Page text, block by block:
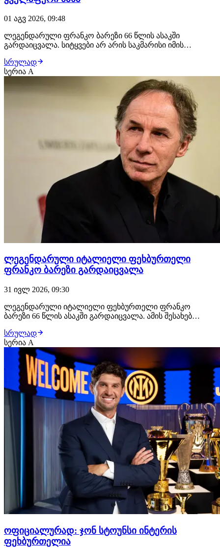
01 აგვ 2026, 09:48
ლეგენდარული ფრანკო ბარეზი 66 წლის ასაკში
გარდაიცვალა. სიტყვები არ არის საკმარისი იმის
იტალიელი უკანახაზელი. კაპიტანი, რომელმაც
საფეხბურთო მოედანზე გამოიარა და ნახა ყველაფერი,
რაც კი შეიძლებოდა. გთავაზობთ მოგზაურობას
"აძურისა" და მილანი…
სრულად
სერია A
ლეგენდარული იტალიელი ფეხბურთელი
ფრანკო ბარეზი გარდაიცვალა
31 ივლ 2026, 09:30
ლეგენდარული იტალიელი ფეხბურთელი ფრანკო
ბარეზი 66 წლის ასაკში გარდაიცვალა. ამის შესახებ
ავრცელებს. ბარეზიმ მთელი საფეხბურთო კარიერა
მილანში გაატარა, სადაც არაერთი ტიტული მოიგო.
იტალიელმა "როსონერის" მაისური ჯამში 716-ჯერ
მოირგო, რა დროშიც უამრ…
სრულად
სერია A
ოფიციალურად: ჯონ სტოუნსი ინტერის
ფეხბურთელია